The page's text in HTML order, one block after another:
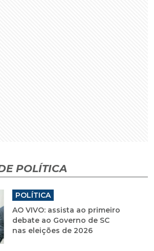
POLÍTICA
POLÍTICA
AO VIVO: assista ao primeiro
debate ao Governo de SC
nas eleições de 2026